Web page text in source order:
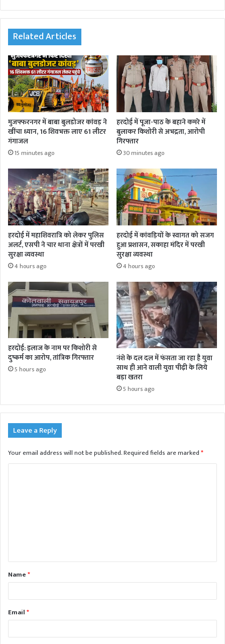
te oo
r
In am
Related Articles
मुजफ्फरनगर में बाबा बुलडोजर कांवड़ ने
खींचा ध्यान, 16 शिवभक्त लाए 61 लीटर
गंगाजल
15 minutes ago
हरदोई में पूजा-पाठ के बहाने कमरे में
बुलाकर किशोरी से अभद्रता, आरोपी
गिरफ्तार
30 minutes ago
हरदोई में महाशिवरात्रि को लेकर पुलिस
अलर्ट, एसपी ने चार थाना क्षेत्रों में परखी
सुरक्षा व्यवस्था
4 hours ago
हरदोई में कांवड़ियों के स्वागत को सजग
हुआ प्रशासन, सकाहा मंदिर में परखी
सुरक्षा व्यवस्था
4 hours ago
हरदोई: इलाज के नाम पर किशोरी से
दुष्कर्म का आरोप, तांत्रिक गिरफ्तार
5 hours ago
नंशे के दल दल में फंसता जा रहा है युवा
साथ ही आने वाली युवा पीढ़ी के लिये
बड़ा खतरा
5 hours ago
Leave a Reply
Your email address will not be published.Required fields are marked*
t
*Name*
Email*